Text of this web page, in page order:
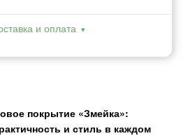
и оплата
покрытие «Змейка»:
и стиль в каждом